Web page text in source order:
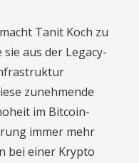
Tanit Koch zu
aus der Legacy-
zunehmende
im Bitcoin-
immer mehr
bei einer Krypto